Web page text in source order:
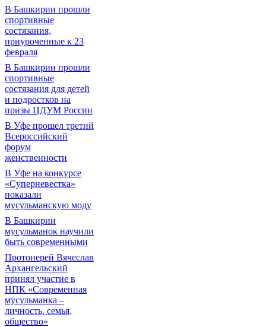
В Башкирии прошли
спортивные
состязания,
приуроченные к 23
февраля
В Башкирии прошли
спортивные
состязания для детей
и подростков на
призы ЦДУМ России
В Уфе прошел третий
Всероссийский
форум
женственности
В Уфе на конкурсе
«Суперневестка»
показали
мусульманскую моду
В Башкирии
мусульманок научили
быть современными
Протоиерей Вячеслав
Архангельский
принял участие в
НПК «Современная
мусульманка –
личность, семья,
общество»